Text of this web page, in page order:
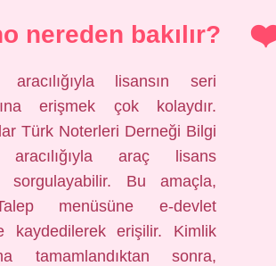
nereden bakılır?
aracılığıyla lisansın seri
erişmek çok kolaydır.
Türk Noterleri Derneği Bilgi
aracılığıyla araç lisans
sorgulayabilir. Bu amaçla,
menüsüne e-devlet
kaydedilerek erişilir. Kimlik
tamamlandıktan sonra,